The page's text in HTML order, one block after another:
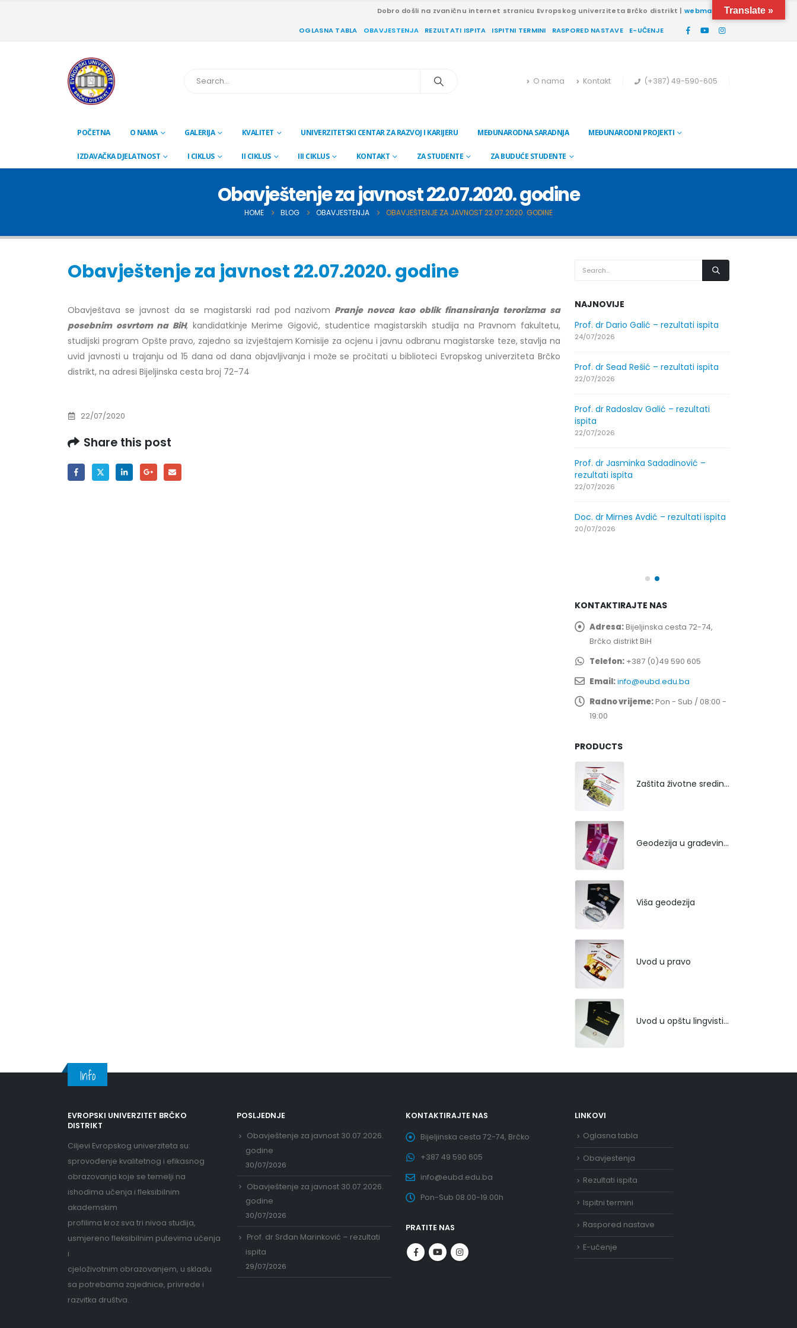
Dobro došli na zvaničnu internet stranicu Evropskog univerziteta Brčko distrikt |webmail
OGLASNA TABLA OBAVJESTENJA REZULTATI ISPITA ISPITNI TERMINI RASPORED NASTAVE E-UČENJE
O nama Kontakt (+387) 49-590-605
POČETNA O NAMA GALERIJA KVALITET UNIVERZITETSKI CENTAR ZA RAZVOJ I KARIJERU MEĐUNARODNA SARADNJA MEĐUNARODNI PROJEKTI
IZDAVAČKA DJELATNOST I CIKLUS II CIKLUS III CIKLUS KONTAKT ZA STUDENTE ZA BUDUĆE STUDENTE
Obavještenje za javnost 22.07.2020. godine
HOME BLOG OBAVJESTENJA OBAVJEŠTENJE ZA JAVNOST 22.07.2020. GODINE
Obavještenje za javnost 22.07.2020. godine
Obavještava se javnost da se magistarski rad pod nazivom Pranje novca kao oblik finansiranja terorizma sa
posebnim osvrtom na BiH, kandidatkinje Merime Gigović, studentice magistarskih studija na Pravnom fakultetu,
studijski program Opšte pravo, zajedno sa izvještajem Komisije za ocjenu i javnu odbranu magistarske teze, stavlja na
uvid javnosti u trajanju od 15 dana od dana objavljivanja i može se pročitati u biblioteci Evropskog univerziteta Brčko
distrikt, na adresi Bijeljinska cesta broj 72-74
22/07/2020
Share this post
NAJNOVIJE
Obavještenje za javnost 30.07.2026.
godine
30/07/2026
Obavještenje za javnost 30.07.2026.
ispita
Prof. dr Dario Galić – rezultati ispita
24/07/2026
Prof. dr Sead Rešić – rezultati ispita
Obavještenje za javnost 30.07.2026.
godine
Prof. dr Dario Galić – rezultati ispita
24/07/2026
Prof. dr Sead Rešić – rezultati ispita
22/07/2026
Prof. dr Radoslav Galić – rezultati
ispita
22/07/2026
Prof. dr Jasminka Sadadinović –
rezultati ispita
22/07/2026
Doc. dr Mirnes Avdić – rezultati ispita
20/07/2026
KONTAKTIRAJTE NAS
Adresa:Bijeljinska cesta 72-74,
Brčko distrikt BiH
Telefon: +387 (0)49 590 605
Email:info@eubd.edu.ba
Radno vrijeme:Pon - Sub / 08:00 -
19:00
PRODUCTS
Zaštita životne sredine rekultivacijom odlagališta
Geodezija u građevinarstvu
Viša geodezija
Uvod u pravo
Uvod u opštu lingvistiku
Info
EVROPSKI UNIVERZITET BRČKO
DISTRIKT
Ciljevi Evropskog univerziteta su:
sprovođenje kvalitetnog i efikasnog
obrazovanja koje se temelji na
ishodima učenja i fleksibilnim
akademskim
profilima kroz sva tri nivoa studija,
usmjereno fleksibilnim putevima učenja
i
cjeloživotnim obrazovanjem, u skladu
sa potrebama zajednice, privrede i
razvitka društva.
POSLJEDNJE
Obavještenje za javnost 30.07.2026.
godine
30/07/2026
Obavještenje za javnost 30.07.2026.
godine
30/07/2026
Prof. dr Srđan Marinković – rezultati
ispita
29/07/2026
KONTAKTIRAJTE NAS
Bijeljinska cesta 72-74, Brčko
+387 49 590 605
info@eubd.edu.ba
Pon-Sub 08.00-19.00h
PRATITE NAS
LINKOVI
Oglasna tabla
Obavjestenja
Rezultati ispita
Ispitni termini
Raspored nastave
E-učenje
Translate »